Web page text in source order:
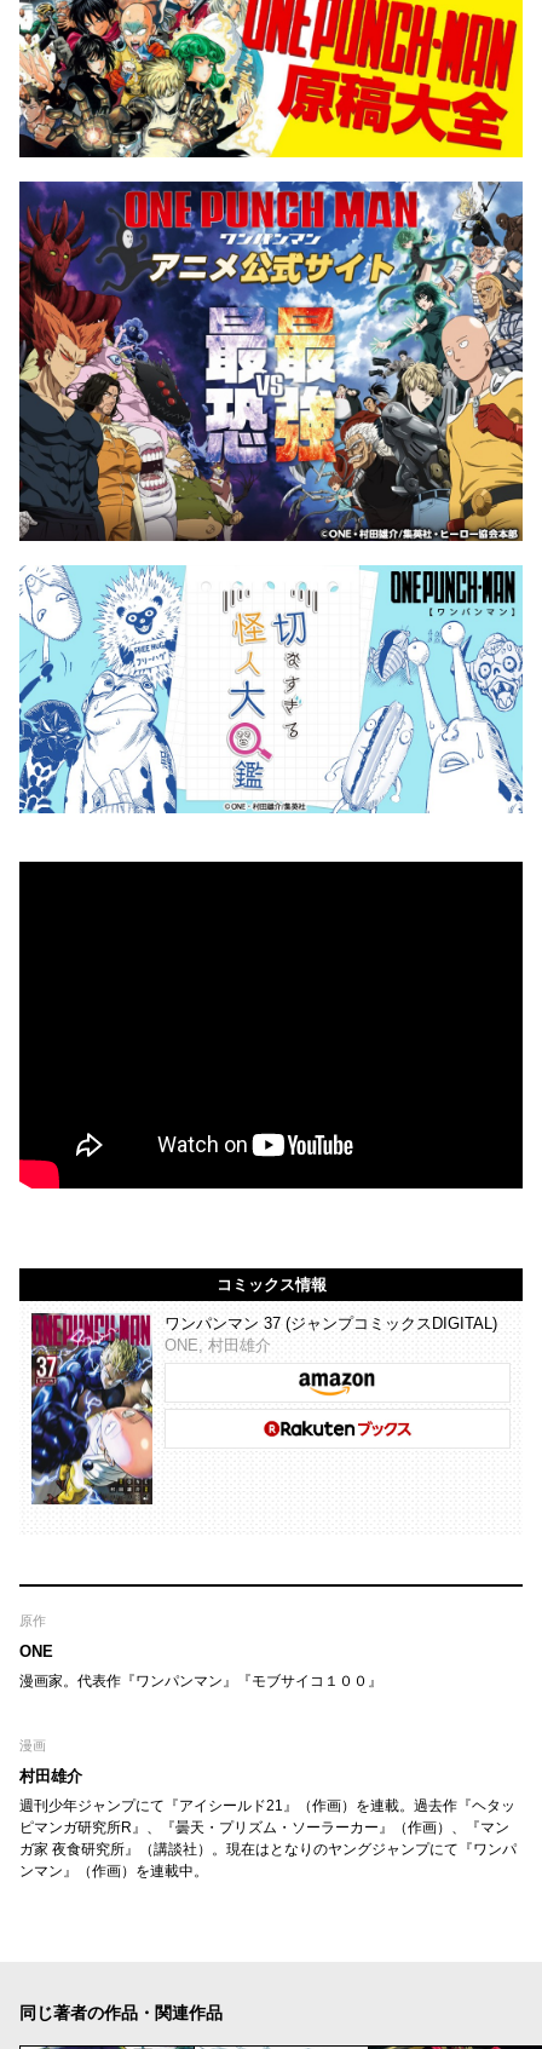
コミックス情報
ワンパンマン 37 (ジャンプコミックスDIGITAL)
ONE, 村田雄介
原作
ONE
漫画家。代表作『ワンパンマン』『モブサイコ１００』
漫画
村田雄介
週刊少年ジャンプにて『アイシールド21』（作画）を連載。過去作『ヘタッ
ピマンガ研究所R』、『曇天・プリズム・ソーラーカー』（作画）、『マン
ガ家 夜食研究所』（講談社）。現在はとなりのヤングジャンプにて『ワンパ
ンマン』（作画）を連載中。
同じ著者の作品・関連作品